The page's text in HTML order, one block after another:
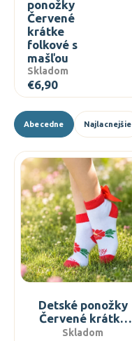
ponožky
Červené
krátke
folkové s
mašľou
Skladom
€6,90
R
a
d
e
n
e
p
o
Abecedne Najlacnejšie
V
ý
p
s
p
Detské ponožky
Červené krátke
folkové s mašľou
Skladom
O
d
p
r
a
m
e